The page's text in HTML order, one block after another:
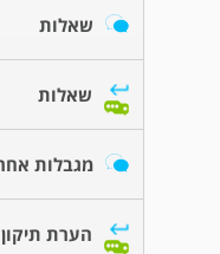
שאלות
שאלות
הערת תיקון